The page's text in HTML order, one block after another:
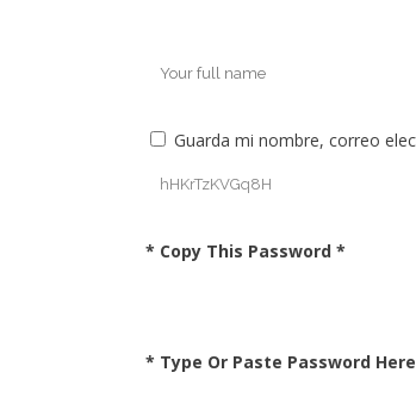
Guarda mi nombre, correo
* Copy This Password *
* Type Or Paste Password